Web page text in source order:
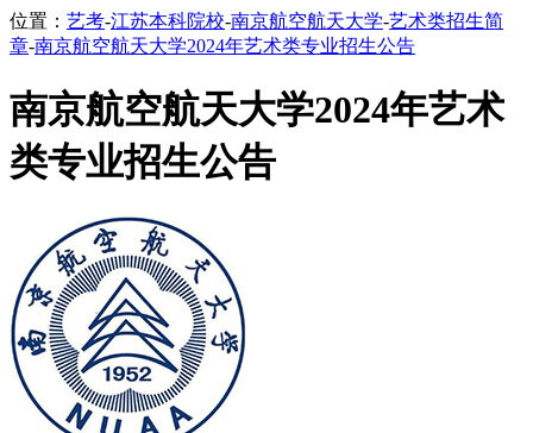
位置： 艺考-江苏本科院校-南京航空航天大学-艺术类招生简
章-南京航空航天大学2024年艺术类专业招生公告
南京航空航天大学2024年艺术
类专业招生公告